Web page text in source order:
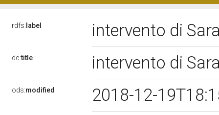
rdfs: label intervento di
dc:title intervento di
ods:modified 2018-12-